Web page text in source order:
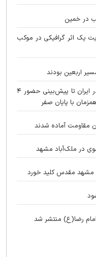
یک اثر گرافیکی در موکب
از دیدار تولیت آستان قدس با سفیر عراق در ایران تا پیش‌بینی حضور ۴
با پایان صفر
در ملک‌آباد مشهد
مشهد مقدس کلید خورد
امام رضا(ع) منتشر شد